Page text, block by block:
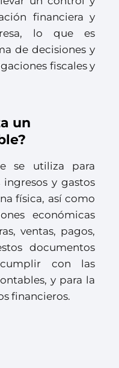
financiera y
lo que es
de decisiones y
fiscales y
un
se utiliza para
y gastos
física, así como
económicas
ventas, pagos,
documentos
con las
y para la
financieros.